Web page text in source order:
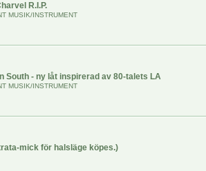
R.I.P.
MUSIK/INSTRUMENT
South - ny låt inspirerad av 80-talets LA
MUSIK/INSTRUMENT
mick för halsläge köpes.)